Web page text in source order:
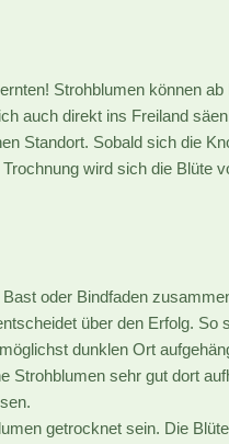
Strohblumen können
auch direkt ins Freiland
Standort. Sobald sich die
wird sich die Blüte
oder Bindfaden
über den Erfolg. So
dunklen Ort
Strohblumen sehr gut dort
getrocknet sein. Die